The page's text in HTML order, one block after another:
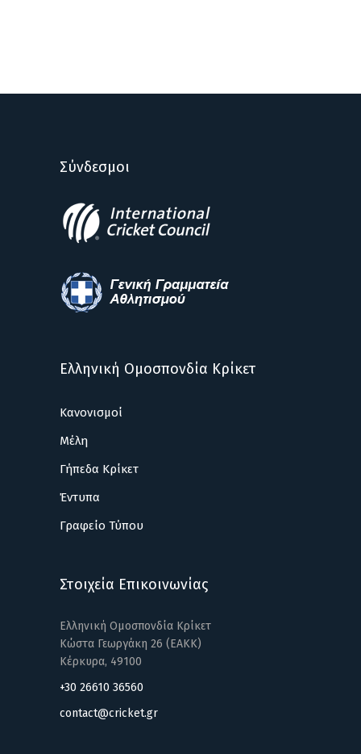
Σύνδεσμοι
Ελληνική Ομοσπονδία Κρίκετ
Κανονισμοί
Μέλη
Γήπεδα Κρίκετ
Έντυπα
Γραφείο Τύπου
Στοιχεία Επικοινωνίας
Ελληνική Ομοσπονδία Κρίκετ
Κώστα Γεωργάκη 26 (ΕΑΚΚ)
Κέρκυρα, 49100
+30 26610 36560
contact@cricket.gr